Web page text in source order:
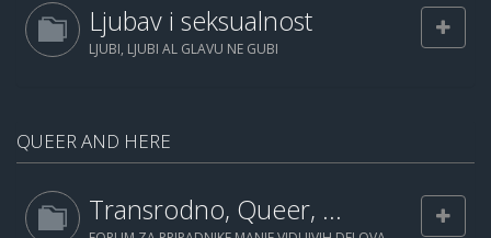
Ljubav i seksualnost
LJUBI, LJUBI AL GLAVU NE GUBI
QUEER AND HERE
Transrodno, Queer, ...